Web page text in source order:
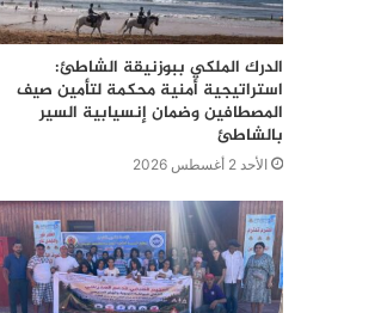
الدرك الملكي ببوزنيقة الشاطئ:
استراتيجية أمنية محكمة لتأمين صيف
المصطافين وضمان إنسيابية السير
بالشاطئ
الأحد 2 أغسطس 2026